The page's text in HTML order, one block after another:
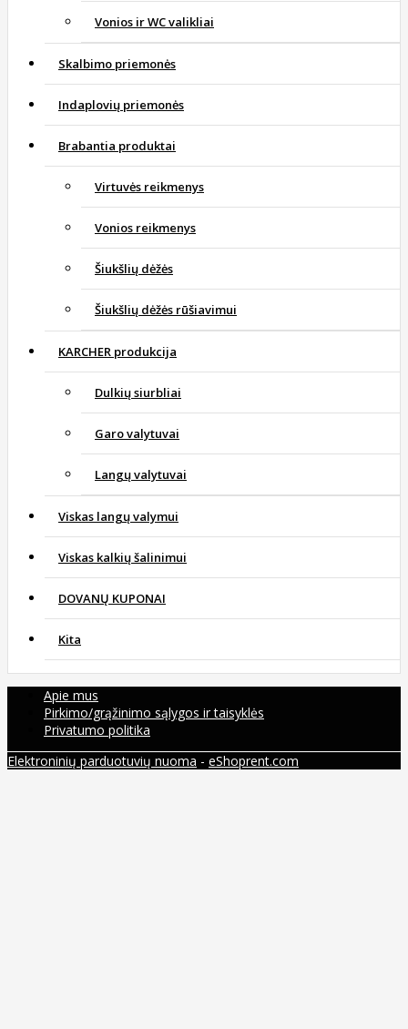
Vonios ir WC valikliai
Skalbimo priemonės
Indaplovių priemonės
Brabantia produktai
Virtuvės reikmenys
Vonios reikmenys
Šiukšlių dėžės
Šiukšlių dėžės rūšiavimui
KARCHER produkcija
Dulkių siurbliai
Garo valytuvai
Langų valytuvai
Viskas langų valymui
Viskas kalkių šalinimui
DOVANŲ KUPONAI
Kita
Apie mus
Pirkimo/grąžinimo sąlygos ir taisyklės
Privatumo politika
Elektroninių parduotuvių nuoma - eShoprent.com